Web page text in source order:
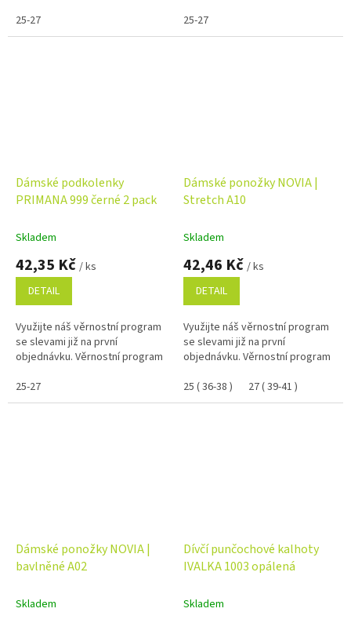
25-27
25-27
Dámské podkolenky
PRIMANA 999 černé 2 pack
Skladem
42,35 Kč / ks
DETAIL
Využijte náš věrnostní program
se slevami již na první
objednávku. Věrnostní program
25-27
Dámské ponožky NOVIA |
Stretch A10
Skladem
42,46 Kč / ks
DETAIL
Využijte náš věrnostní program
se slevami již na první
objednávku. Věrnostní program
25 ( 36-38 )
27 ( 39-41 )
Dámské ponožky NOVIA |
bavlněné A02
Skladem
Dívčí punčochové kalhoty
IVALKA 1003 opálená
Skladem